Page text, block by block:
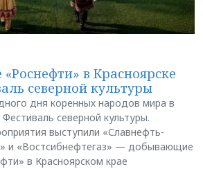
в Красноярске
северной культуры
дня коренных народов мира в
северной культуры.
выступили «Славнефть-
и «Востсибнефтегаз» — добывающие
в Красноярском крае